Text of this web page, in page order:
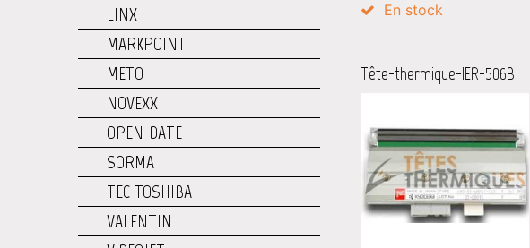
LINX
MARKPOINT
METO
NOVEXX
OPEN-DATE
SORMA
TEC-TOSHIBA
VALENTIN
En stock
Tête-thermique-IER-506B